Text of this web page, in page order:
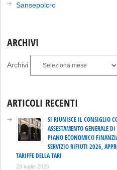
Sansepolcro
ARCHIVI
Archivi
ARTICOLI RECENTI
SI RIUNISCE IL CONSIGLIO
ASSESTAMENTO GENERALE
PIANO ECONOMICO
SERVIZIO RIFIUTI 2026,
TARIFFE DELLA TARI
28 luglio 2026